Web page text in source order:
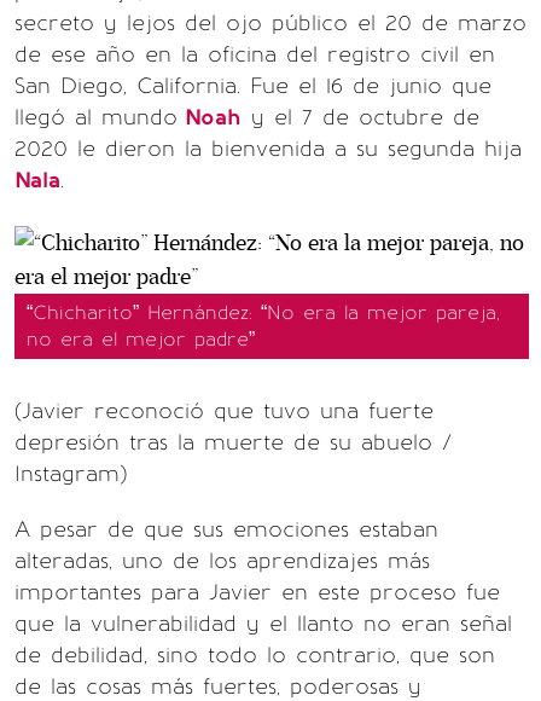
secreto y lejos del ojo público el 20 de marzo
de ese año en la oficina del registro civil en
San Diego, California. Fue el 16 de junio que
llegó al mundo Noah y el 7 de octubre de
2020 le dieron la bienvenida a su segunda hija
Nala.
“Chicharito” Hernández: “No era la mejor pareja,
no era el mejor padre”
(Javier reconoció que tuvo una fuerte
depresión tras la muerte de su abuelo /
Instagram)
A pesar de que sus emociones estaban
alteradas, uno de los aprendizajes más
importantes para Javier en este proceso fue
que la vulnerabilidad y el llanto no eran señal
de debilidad, sino todo lo contrario, que son
de las cosas más fuertes, poderosas y